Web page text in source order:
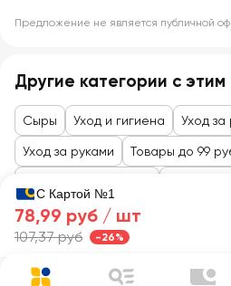
Предложение не является публичной
Другие категории с
Сыры Уход и гигиена Уход за
Уход за руками Товары до 99
С Картой №1
78,99 руб / шт
107,37 руб -26%